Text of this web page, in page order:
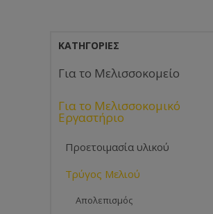
ΚΑΤΗΓΟΡΊΕΣ
Για το Μελισσοκομείο
Για το Μελισσοκομικό
Εργαστήριο
Προετοιμασία υλικού
Τρύγος Μελιού
Απολεπισμός